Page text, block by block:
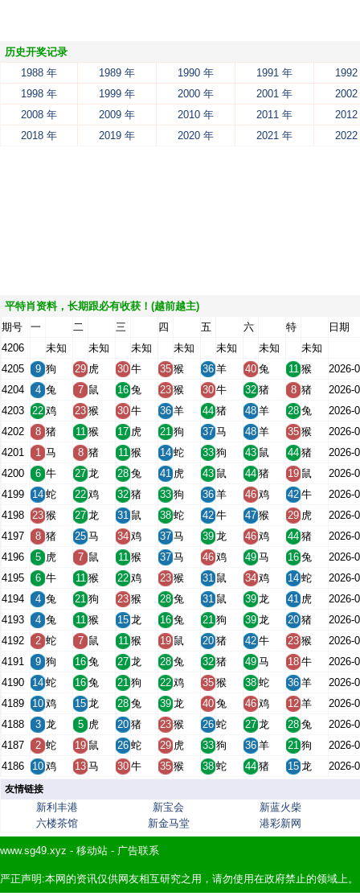
历史开奖记录
1988 年
1989 年 1990 年 1991 年
1998 年
1999 年 2000 年 2001 年
2002
2008 年
2009 年 2010 年 2011 年
2012
2018 年
2019 年 2020 年 2021 年 2022
平特肖资料，长期跟必有收获！(越前越主)
期号
一 二 三 四 五 六 特
日期
4206
未知 未知 未知 未知 未知 未知
未知
4205
9 狗 29 虎 30 牛 35 猴 36 羊 40 兔 11 猴
2026-
4204
4 兔 7 鼠 16 兔 23 猴 30 牛 32 猪 8 猪
2026-
4203
22 鸡 23 猴 30 牛 36 羊 44 猪 48 羊 28 兔
2026-
4202
8 猪 11 猴 17 虎 21 狗 37 马 48 羊 35 猴
2026-
4201
1 马 8 猪 11 猴 14 蛇 33 狗 43 鼠 44 猪
2026-
4200
6 牛 27 龙 28 兔 41 虎 43 鼠 44 猪 19 鼠
2026-
4199
14 蛇 22 鸡 32 猪 33 狗 36 羊 46 鸡 42 牛
2026-
4198
23 猴 27 龙 31 鼠 38 蛇 42 牛 47 猴 29 虎
2026-
4197
8 猪 25 马 34 鸡 37 马 39 龙 46 鸡 44 猪
2026-
4196
5 虎 7 鼠 11 猴 37 马 46 鸡 49 马 16 兔
2026-
4195
6 牛 11 猴 22 鸡 23 猴 31 鼠 34 鸡 14 蛇
2026-
4194
4 兔 21 狗 23 猴 28 兔 31 鼠 39 龙 41 虎
2026-
4193
4 兔 11 猴 15 龙 16 兔 21 狗 39 龙 20 猪
2026-
4192
2 蛇 7 鼠 11 猴 19 鼠 20 猪 42 牛 23 猴
2026-
4191
9 狗 16 兔 27 龙 28 兔 32 猪 49 马 18 牛
2026-
4190
14 蛇 16 兔 21 狗 22 鸡 35 猴 38 蛇 36 羊
2026-
4189
10 鸡 15 龙 28 兔 39 龙 40 兔 46 鸡 12 羊
2026-
4188
3 龙 5 虎 20 猪 23 猴 26 蛇 27 龙 28 兔
2026-
4187
2 蛇 19 鼠 26 蛇 29 虎 33 狗 36 羊 21 狗
2026-
4186
10 鸡 13 马 30 牛 35 猴 38 蛇 44 猪 15 龙 2026-
友情链接
新利丰港 新宝会
新蓝火柴
六楼茶馆
新金马堂 港彩新网
www.sg49.xyz - 移动站 - 广告联系
严正声明:本网的资讯仅供网友相互研究之用，请勿使用在政府禁止的领域上。